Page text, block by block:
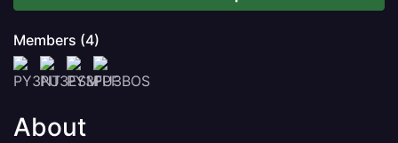
Members (4)
About